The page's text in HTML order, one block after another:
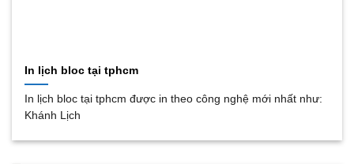
In lịch bloc tại tphcm
In lịch bloc tại tphcm được in theo công nghệ mới nhất như:
Khánh Lịch